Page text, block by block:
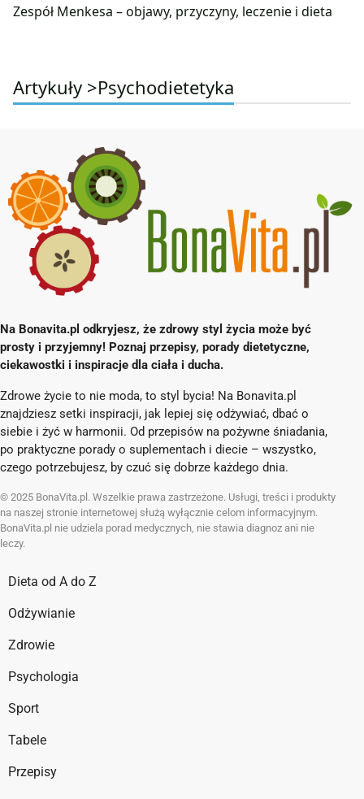
Zespół Menkesa – objawy, przyczyny, leczenie i dieta
Artykuły >Psychodietetyka
Na Bonavita.pl odkryjesz, że zdrowy styl życia może być
prosty i przyjemny! Poznaj przepisy, porady dietetyczne,
ciekawostki i inspiracje dla ciała i ducha.
Zdrowe życie to nie moda, to styl bycia! Na Bonavita.pl
znajdziesz setki inspiracji, jak lepiej się odżywiać, dbać o
siebie i żyć w harmonii. Od przepisów na pożywne śniadania,
po praktyczne porady o suplementach i diecie – wszystko,
czego potrzebujesz, by czuć się dobrze każdego dnia.
© 2025 BonaVita.pl. Wszelkie prawa zastrzeżone. Usługi, treści i produkty
na naszej stronie internetowej służą wyłącznie celom informacyjnym.
BonaVita.pl nie udziela porad medycznych, nie stawia diagnoz ani nie
leczy.
Dieta od A do Z
Odżywianie
Zdrowie
Psychologia
Sport
Tabele
Przepisy